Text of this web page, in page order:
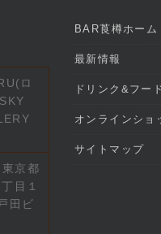
ロ
京都
目１
田ビ
BAR莨樽ホーム
最新情報
ドリンク&フー
オンラインショ
サイトマップ